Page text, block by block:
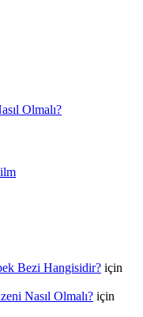
Olmalı?
Bezi Hangisidir? için
Nasıl Olmalı? için